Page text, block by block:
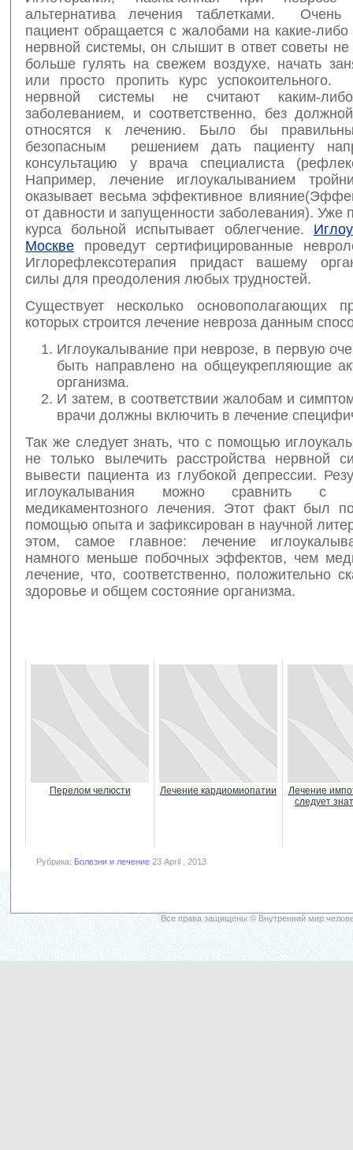
альтернатива лечения таблетками. Очень
пациент обращается с жалобами на какие-либо
нервной системы, он слышит в ответ советы не
больше гулять на свежем воздухе, начать
или просто пропить курс успокоительного.
нервной системы не считают каким-
заболеванием, и соответственно, без
относятся к лечению. Было бы
безопасным решением дать пациенту
консультацию у врача специалиста
Например, лечение иглоукалыванием
оказывает весьма эффективное
от давности и запущенности заболевания). Уже
курса больной испытывает облегчение.
Москве проведут сертифицированные
Иглорефлексотерапия придаст вашему
силы для преодоления любых трудностей.
Существует несколько основополагающих
которых строится лечение невроза данным
Иглоукалывание при неврозе, в первую
быть направлено на общеукрепляющие
организма.
И затем, в соответствии жалобам и
врачи должны включить в лечение
Так же следует знать, что с помощью
не только вылечить расстройства нервной
вывести пациента из глубокой депрессии.
иглоукалывания можно сравнить с
медикаментозного лечения. Этот факт был
помощью опыта и зафиксирован в научной
этом, самое главное: лечение
намного меньше побочных эффектов, чем
лечение, что, соответственно, положительно
здоровье и общем состояние организма.
Перелом челюсти Лечение кардиомиопатии
Лечение
следует
Рубрика: Болезни и лечение 23 April , 2013
Все права защищены © Внутренний мир